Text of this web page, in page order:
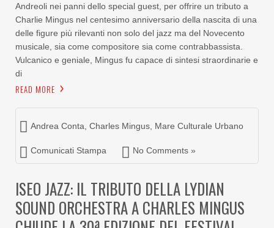
Andreoli nei panni dello special guest, per offrire un tributo a
Charlie Mingus nel centesimo anniversario della nascita di una
delle figure più rilevanti non solo del jazz ma del Novecento
musicale, sia come compositore sia come contrabbassista.
Vulcanico e geniale, Mingus fu capace di sintesi straordinarie e
di
READ MORE
Andrea Conta Charles Mingus Mare Culturale Urbano
Comunicati Stampa No Comments »
ISEO JAZZ: IL TRIBUTO DELLA LYDIAN
SOUND ORCHESTRA A CHARLES MINGUS